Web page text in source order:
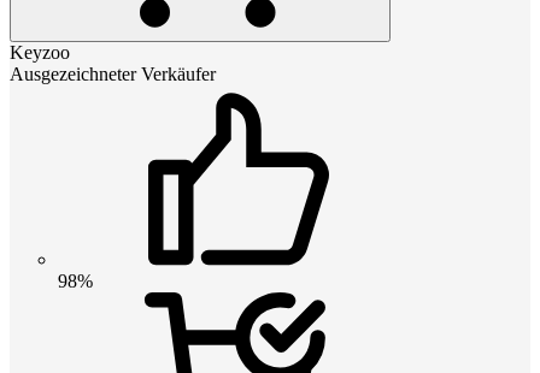
Keyzoo
Ausgezeichneter Verkäufer
98%